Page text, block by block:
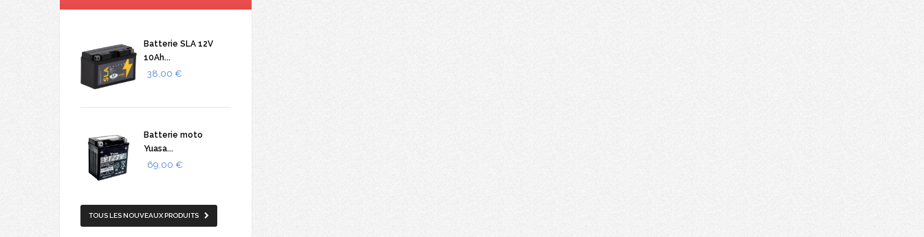
Batterie SLA 12V
10Ah...
38,00 €
Batterie moto
Yuasa...
69,00 €
TOUS LES NOUVEAUX PRODUITS